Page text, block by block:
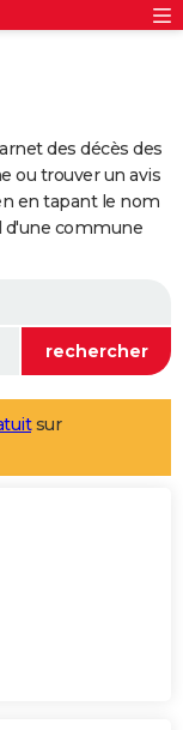
des décès des
ou trouver un avis
en tapant le nom
d'une commune
sur